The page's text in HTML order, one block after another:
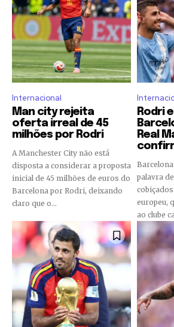
Internacional
Man city rejeita
oferta irreal de 45
milhões por Rodri
A Manchester City não está
disposta a considerar a proposta
inicial de 45 milhões de euros do
Barcelona por Rodri, deixando
claro que o...
Rodri
Real
palavra
europeu,
ao clube